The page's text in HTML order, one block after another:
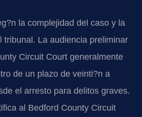
la complejidad del caso y la
tribunal. La audiencia preliminar
Circuit Court generalmente
de un plazo de veinti?n a
el arresto para delitos graves.
al Bedford County Circuit